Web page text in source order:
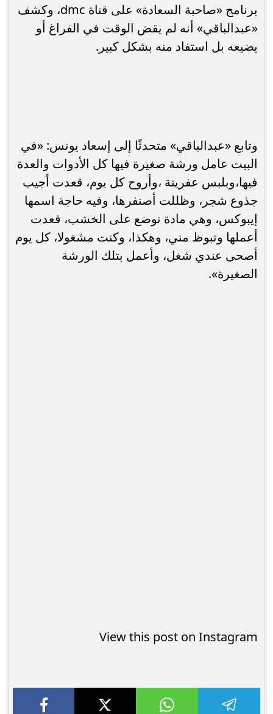
برنامج «صاحبة السعادة» على قناة dmc، وكشف
«عبدالباقي» أنه لم يقض الوقت في الفراغ أو
يضيعه بل استفاد منه بشكل كبير.
وتابع «عبدالباقي» متحدثًا إلى إسعاد يونس: «في
البيت عامل ورشة صغيرة فيها كل الأدوات والعدة
فيها،وبلبس عفريتة ،وأروح كل يوم، قعدت أجيب
جذوع شجر، وظللت أصنفرها، وفيه حاجة اسمها
إيبوكس، وهي مادة توضع على الخشب، قعدت
أعملها وتبوظ مني، وهكذا، وكنت مشغولا، كل يوم
أصحى عندي شغل، وأعمل بتلك الورشة
الصغيرة».
View this post on Instagram